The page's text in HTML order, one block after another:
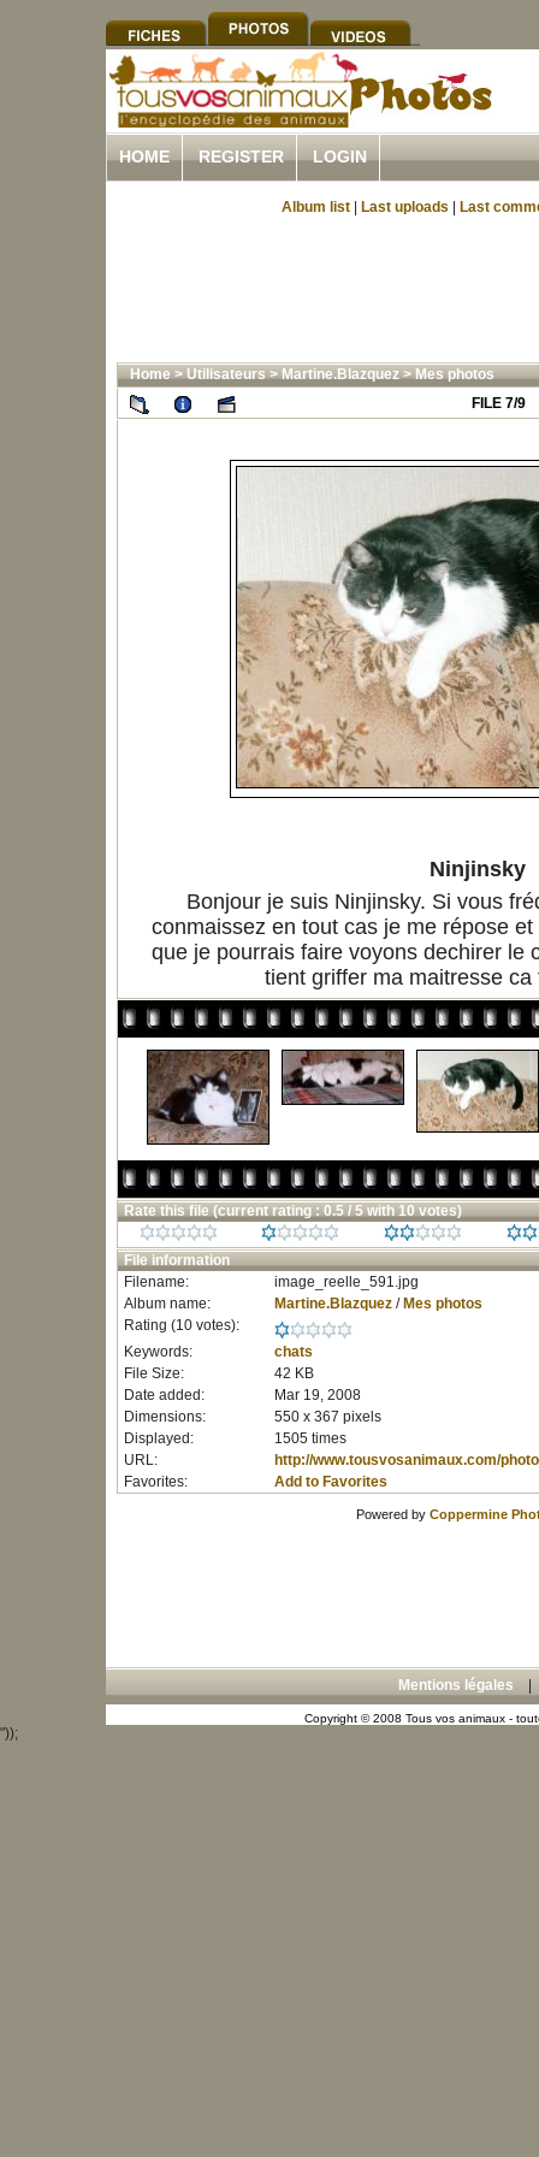
HOME REGISTER LOGIN
Album list Last uploads Last
Home>Utilisateurs>Martine.Blazquez>Mes photos
FILE 7/9
Ninjinsky
Bonjour je suis Ninjinsky. Si vous
conmaissez en tout cas je me répose
que je pourrais faire voyons dechirer le
tient griffer ma maitresse ca
Rate this file (current rating : 0.5 / 5 with 10 votes)
File information
Filename:
image_reelle_591.jpg
Album name:
Martine.Blazquez/ Mes photos
Rating (10 votes):
Keywords:
chats
File Size:
42 KB
Date added:
Mar 19, 2008
Dimensions:
550 x 367 pixels
Displayed:
1505 times
URL:
http://www.tousvosanimaux.com/
Favorites:
Add to Favorites
Powered by Coppermine
Mentions légales
Copyright © 2008 Tous vos animaux -
"));